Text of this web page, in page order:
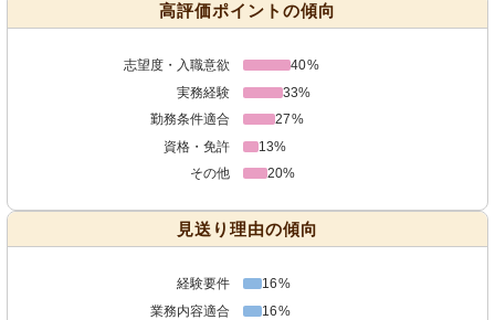
高評価ポイントの傾向
志望度・入職意欲
40%
実務経験
33%
勤務条件適合
27%
資格・免許
13%
その他
20%
見送り理由の傾向
経験要件
16%
業務内容適合
16%